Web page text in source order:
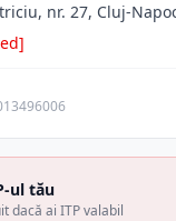
nr. 27, Cluj-
ul tău
dacă ai ITP valabil